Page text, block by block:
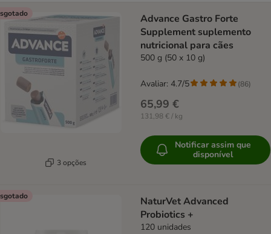
3 opções
Advance Gastro Forte
Supplement suplemento
nutricional para cães
500 g (50 x 10 g)
65,99 €
131,98 € / kg
Avaliar: 4.7/5 (86)
Notificar assim que
disponível
NaturVet Advanced
Probiotics +
120 unidades